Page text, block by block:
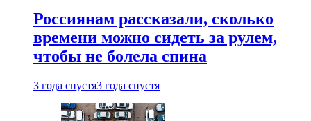
Россиянам рассказали, сколько
времени можно сидеть за рулем,
чтобы не болела спина
3 года спустя3 года спустя